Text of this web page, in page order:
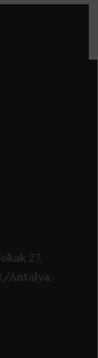
27,
Antalya,